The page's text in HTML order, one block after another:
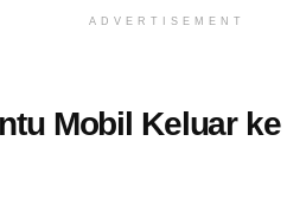
ADVERTISEMENT
Mobil Keluar